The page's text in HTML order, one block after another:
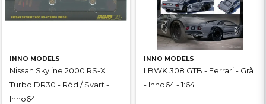
INNO MODELS
Nissan Skyline 2000 RS-X
Turbo DR30 - Röd / Svart -
Inno64
INNO MODELS
LBWK 308 GTB - Ferrari - Grå
- Inno64 - 1:64